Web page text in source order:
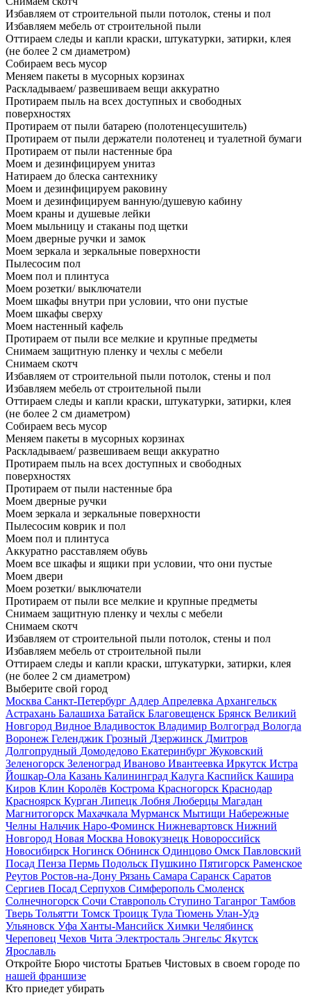
Избавляем от строительной пыли потолок, стены и пол
Избавляем мебель от строительной пыли
Оттираем следы и капли краски, штукатурки, затирки, клея
(не более 2 см диаметром)
Собираем весь мусор
Меняем пакеты в мусорных корзинах
Раскладываем/ развешиваем вещи аккуратно
Протираем пыль на всех доступных и свободных
поверхностях
Протираем от пыли батарею (полотенцесушитель)
Протираем от пыли держатели полотенец и туалетной бумаги
Протираем от пыли настенные бра
Моем и дезинфицируем унитаз
Натираем до блеска сантехнику
Моем и дезинфицируем раковину
Моем и дезинфицируем ванную/душевую кабину
Моем краны и душевые лейки
Моем мыльницу и стаканы под щетки
Моем дверные ручки и замок
Моем зеркала и зеркальные поверхности
Пылесосим пол
Моем пол и плинтуса
Моем розетки/ выключатели
Моем шкафы внутри при условии, что они пустые
Моем шкафы сверху
Моем настенный кафель
Протираем от пыли все мелкие и крупные предметы
Снимаем защитную пленку и чехлы с мебели
Снимаем скотч
Избавляем от строительной пыли потолок, стены и пол
Избавляем мебель от строительной пыли
Оттираем следы и капли краски, штукатурки, затирки, клея
(не более 2 см диаметром)
Собираем весь мусор
Меняем пакеты в мусорных корзинах
Раскладываем/ развешиваем вещи аккуратно
Протираем пыль на всех доступных и свободных
поверхностях
Протираем от пыли настенные бра
Моем дверные ручки
Моем зеркала и зеркальные поверхности
Пылесосим коврик и пол
Моем пол и плинтуса
Аккуратно расставляем обувь
Моем все шкафы и ящики при условии, что они пустые
Моем двери
Моем розетки/ выключатели
Протираем от пыли все мелкие и крупные предметы
Снимаем защитную пленку и чехлы с мебели
Снимаем скотч
Избавляем от строительной пыли потолок, стены и пол
Избавляем мебель от строительной пыли
Оттираем следы и капли краски, штукатурки, затирки, клея
(не более 2 см диаметром)
Выберите свой город
Москва Санкт-Петербург Адлер Апрелевка Архангельск
Астрахань Балашиха Батайск Благовещенск Брянск Великий
Новгород Видное Владивосток Владимир Волгоград Вологда
Воронеж Геленджик Грозный Дзержинск Дмитров
Долгопрудный Домодедово Екатеринбург Жуковский
Зеленогорск Зеленоград Иваново Ивантеевка Иркутск Истра
Йошкар-Ола Казань Калининград Калуга Каспийск Кашира
Киров Клин Королёв Кострома Красногорск Краснодар
Красноярск Курган Липецк Лобня Люберцы Магадан
Магнитогорск Махачкала Мурманск Мытищи Набережные
Челны Нальчик Наро-Фоминск Нижневартовск Нижний
Новгород Новая Москва Новокузнецк Новороссийск
Новосибирск Ногинск Обнинск Одинцово Омск Павловский
Посад Пенза Пермь Подольск Пушкино Пятигорск Раменское
Реутов Ростов-на-Дону Рязань Самара Саранск Саратов
Сергиев Посад Серпухов Симферополь Смоленск
Солнечногорск Сочи Ставрополь Ступино Таганрог Тамбов
Тверь Тольятти Томск Троицк Тула Тюмень Улан-Удэ
Ульяновск Уфа Ханты-Мансийск Химки Челябинск
Череповец Чехов Чита Электросталь Энгельс Якутск
Ярославль
Откройте Бюро чистоты Братьев Чистовых в своем городе по
нашей франшизе
Кто приедет убирать